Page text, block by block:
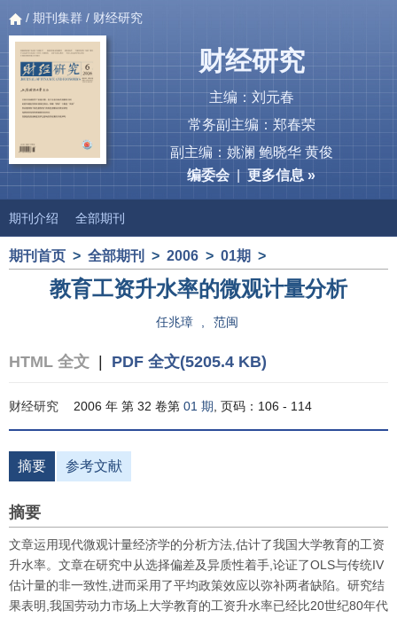
/ 期刊集群 / 财经研究
财经研究
主编：刘元春
常务副主编：郑春荣
副主编：姚澜 鲍晓华 黄俊
编委会|更多信息 »
期刊介绍 全部期刊
期刊首页 > 全部期刊 > 2006 > 01期 >
教育工资升水率的微观计量分析
任兆璋 范闽
HTML 全文 PDF 全文(5205.4 KB)
财经研究 2006 年 第 32 卷第 01 期 , 页码：106 - 114
摘要 参考文献
摘要
文章运用现代微观计量经济学的分析方法,估计了我国大学教育的工资
升水率。文章在研究中从选择偏差及异质性着手,论证了OLS与传统IV
估计量的非一致性,进而采用了平均政策效应以弥补两者缺陷。研究结
果表明,我国劳动力市场上大学教育的工资升水率已经比20世纪80年代